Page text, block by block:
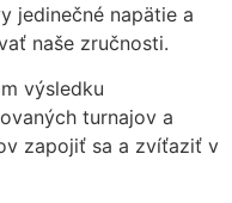
jedinečné napätie a
naše zručnosti.
výsledku
turnajov a
zapojiť sa a zvíťaziť v